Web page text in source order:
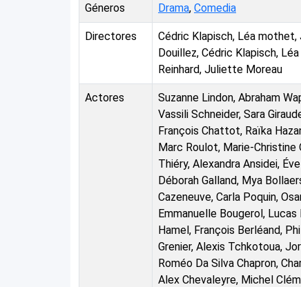
Géneros Drama, Comedia
Directores
Cédric Klapisch, Léa mothet,
Douillez, Cédric Klapisch,
Reinhard, Juliette Moreau
Actores
Suzanne Lindon, Abraham
Vassili Schneider, Sara
François Chattot, Raïka
Marc Roulot, Marie-Christine
Thiéry, Alexandra Ansidei,
Déborah Galland, Mya
Cazeneuve, Carla Poquin,
Emmanuelle Bougerol,
Hamel, François Berléand,
Grenier, Alexis Tchkotoua,
Roméo Da Silva Chapron,
Alex Chevaleyre, Michel